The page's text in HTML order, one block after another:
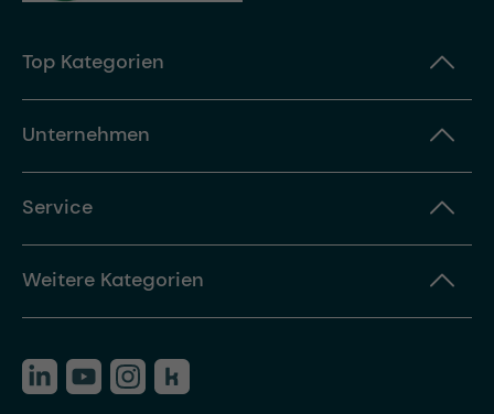
Top Kategorien
Unternehmen
Service
Weitere Kategorien